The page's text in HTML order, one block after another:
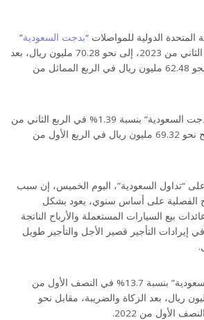
الدولية للمواصلات “بدجت السعودية”
بنسبة 12.49% في الربع الثاني من 2023، إلى نحو 70.28 مليون ريال، بعد
الزكاة والضريبة، مقابل نحو 62.48 مليون ريال في الربع المماثل من
وبالمثل ارتفعت أرباح “بدجت السعودية” بنسبة 1.39% في الربع الثاني من
2023، مقارنة بصافي ربح نحو 69.32 مليون ريال في الربع الأول من
“تداول السعودية”، اليوم الخميس، إن سبب
الفصلية على أساس سنوي، يعود بشكل
بيع السيارات المستعملة والأرباح الناتجة
إيرادات التأجير قصير الأجل والتأجير طويل
وارتفعت أرباح “بدجت السعودية” بنسبة 13.7% في النصف الأول من
إلى نحو 139.6 مليون ريال، بعد الزكاة والضريبة، مقابل نحو